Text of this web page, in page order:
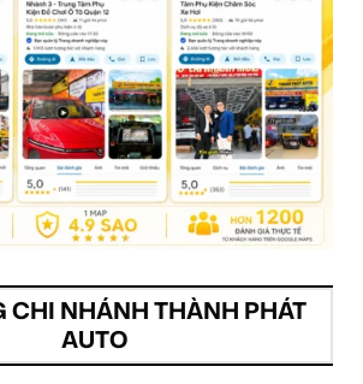
CHI NHÁNH THÀNH PHÁT
AUTO